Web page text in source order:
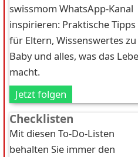
swissmom WhatsApp-Kanal
inspirieren: Praktische Tipps
für Eltern, Wissenswertes
Baby und alles, was das
macht.
Jetzt folgen
Checklisten
Mit diesen To-Do-Listen
behalten Sie immer den